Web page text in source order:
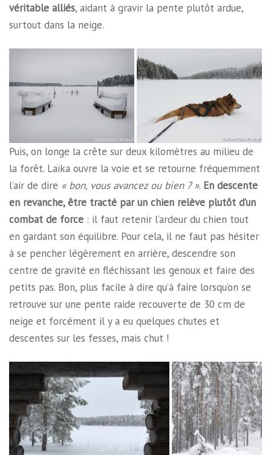
véritable alliés, aidant à gravir la pente plutôt ardue,
surtout dans la neige.
Puis, on longe la crête sur deux kilomètres au milieu de
la forêt. Laïka ouvre la voie et se retourne fréquemment
l’air de dire « bon, vous avancez ou bien ? ». En descente
en revanche, être tracté par un chien relève plutôt d’un
combat de force : il faut retenir l’ardeur du chien tout
en gardant son équilibre. Pour cela, il ne faut pas hésiter
à se pencher légèrement en arrière, descendre son
centre de gravité en fléchissant les genoux et faire des
petits pas. Bon, plus facile à dire qu’à faire lorsqu’on se
retrouve sur une pente raide recouverte de 30 cm de
neige et forcément il y a eu quelques chutes et
descentes sur les fesses, mais chut !